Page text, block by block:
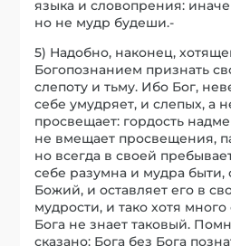
языка и словопрения:
но не мудр будеши.-
5) Надобно, наконец,
Богопознанием признать
слепоту и тьму. Ибо Бог,
себе умудряет, и слепых, а
просвещает: гордость
не вмещает просвещения,
но всегда в своей
себе разумна и мудра быти,
Божий, и оставляет его в
мудрости, и тако хотя
Бога не знает таковый.
сказано: Бога без Бога